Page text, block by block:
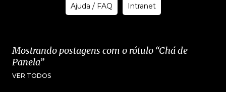
Ajuda / FAQ Intranet
Mostrando postagens com o rótulo Chá de
Panela
VER TODOS